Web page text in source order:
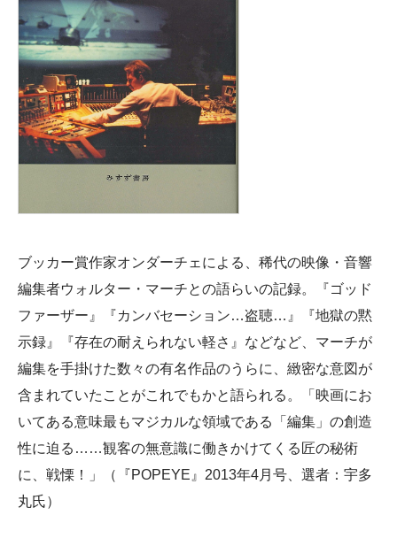
ブッカー賞作家オンダーチェによる、稀代の映像・音響
編集者ウォルター・マーチとの語らいの記録。『ゴッド
ファーザー』『カンバセーション…盗聴…』『地獄の黙
示録』『存在の耐えられない軽さ』などなど、マーチが
編集を手掛けた数々の有名作品のうらに、緻密な意図が
含まれていたことがこれでもかと語られる。「映画にお
いてある意味最もマジカルな領域である「編集」の創造
性に迫る……観客の無意識に働きかけてくる匠の秘術
に、戦慄！」（『POPEYE』2013年4月号、選者：宇多
丸氏）